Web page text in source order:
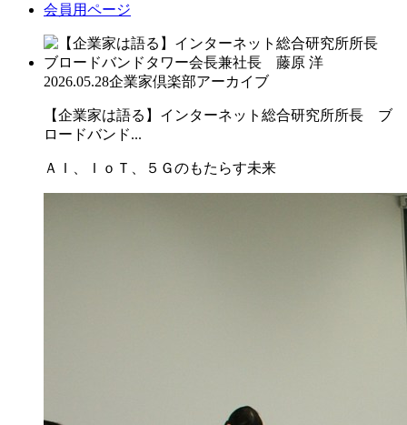
会員用ページ
2026.05.28企業家倶楽部アーカイブ
【企業家は語る】インターネット総合研究所所長 ブ
ロードバンド...
ＡＩ、ＩｏＴ、５Ｇのもたらす未来